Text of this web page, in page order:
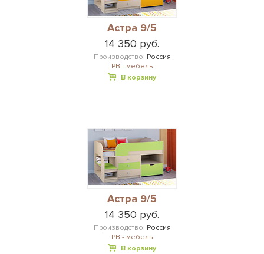
Астра 9/5
14 350 руб.
Производство: Россия
РВ - мебель
В корзину
Астра 9/5
14 350 руб.
Производство: Россия
РВ - мебель
В корзину